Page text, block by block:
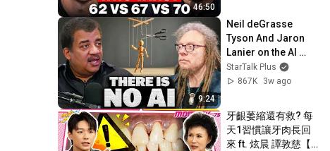
46:50
9:24
Neil deGrasse
Tyson And Jaron
Lanier on the AI
Illusion
StarTalk Plus
867K
3w ago
牙齦萎縮還有救? 每
天1習慣讓牙肉長回
來 ft. 炫晨 譚敦慈【